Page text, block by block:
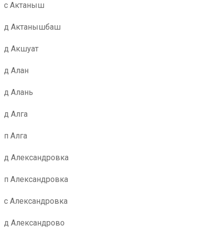
с Актаныш
д Актанышбаш
д Акшуат
д Алан
д Алань
д Алга
п Алга
д Александровка
п Александровка
с Александровка
д Александрово